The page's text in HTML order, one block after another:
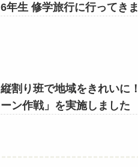
6年生 修学旅行に行ってき
縦割り班で地域をきれいに
ーン作戦」を実施しました